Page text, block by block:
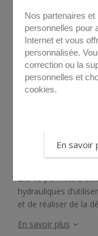
La cage
unique.
Elle va permettre
hydrauliques
et de réaliser de la
En savoir plus
Nos partenaires
personnelles pour
Internet et vous
personnalisée.
correction ou la
personnelles et
cookies.
En savoir